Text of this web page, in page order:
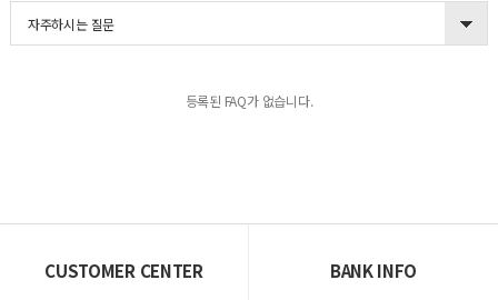
자주하시는 질문
등록된 FAQ가 없습니다.
CUSTOMER CENTER BANK INFO